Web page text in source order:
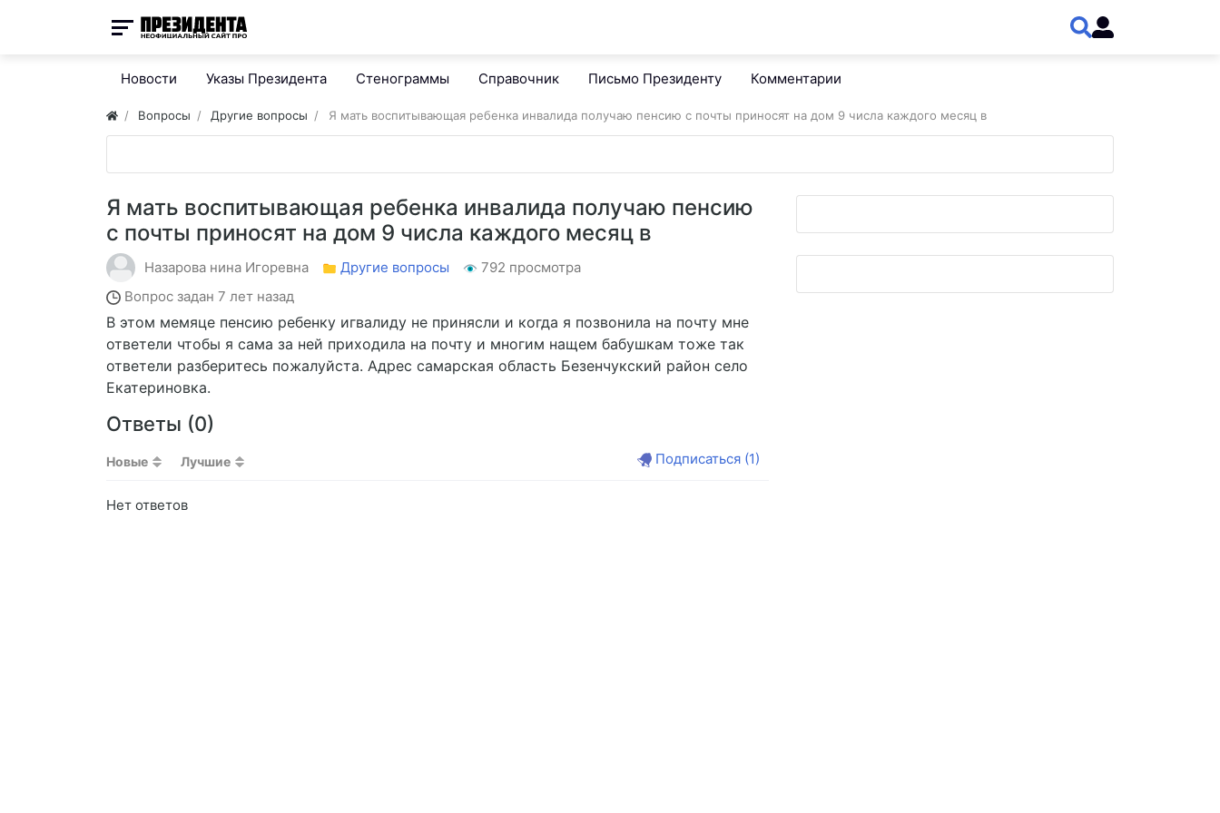
Новости Указы Президента Стенограммы Справочник Письмо Президенту Комментарии
Вопросы Другие вопросы Я мать воспитывающая ребенка инвалида получаю пенсию с почты приносят на дом 9 числа каждого месяц в
Я мать воспитывающая ребенка инвалида получаю пенсию
с почты приносят на дом 9 числа каждого месяц в
Назарова нина Игоревна Другие вопросы
792 просмотра
Вопрос задан 7 лет назад
В этом мемяце пенсию ребенку игвалиду не принясли и когда я позвонила на почту мне
ответели чтобы я сама за ней приходила на почту и многим нащем бабушкам тоже так
ответели разберитесь пожалуйста. Адрес самарская область Безенчукский район село
Екатериновка.
Ответы (0)
Новые Лучшие Подписаться (1)
Нет ответов